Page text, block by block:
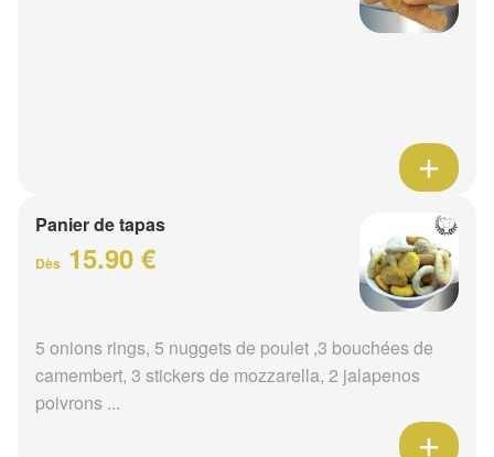
Panier de tapas
Dès 15.90 €
5 onions rings, 5 nuggets de poulet ,3 bouchées de
camembert, 3 stickers de mozzarella, 2 jalapenos
poivrons ...